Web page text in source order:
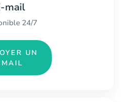
mail
24/7
UN